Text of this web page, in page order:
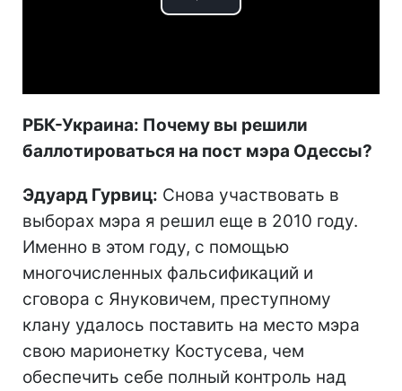
Play
РБК-Украина: Почему вы решили
баллотироваться на пост мэра Одессы?
Эдуард Гурвиц: Снова участвовать в
выборах мэра я решил еще в 2010 году.
Именно в этом году, с помощью
многочисленных фальсификаций и
сговора с Януковичем, преступному
клану удалось поставить на место мэра
свою марионетку Костусева, чем
обеспечить себе полный контроль над